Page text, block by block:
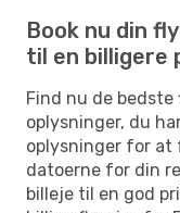
Book nu din
til en billigere
Find nu de bedste
oplysninger, du
oplysninger for at
datoerne for din
billeje til en god